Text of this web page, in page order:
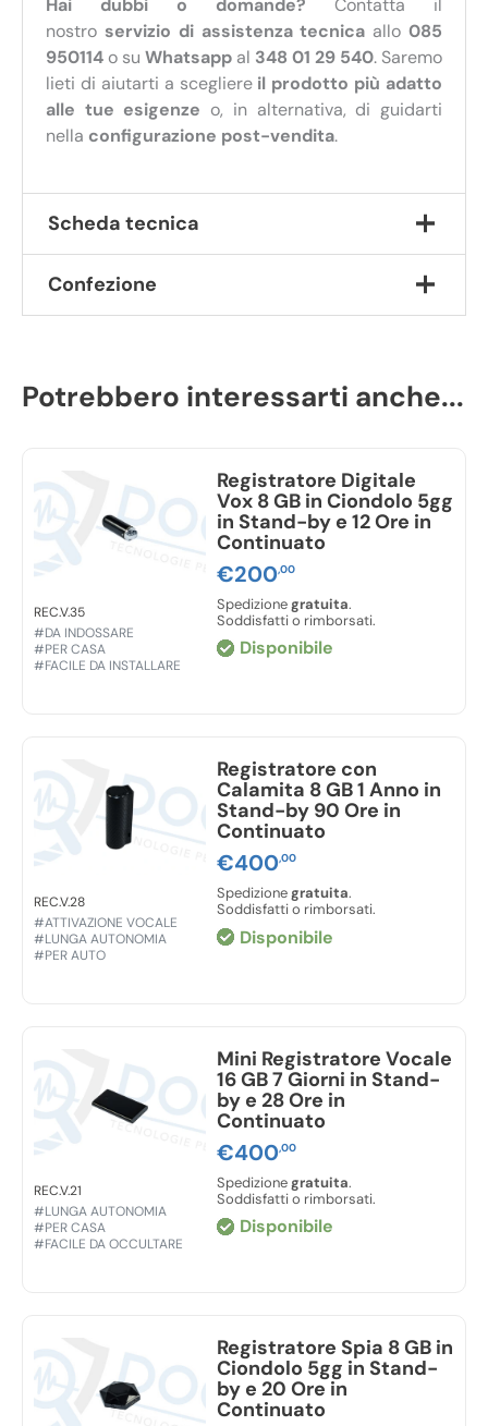
nostro servizio di assistenza tecnica allo085
950114o su Whatsappal 348 01 29 540. Saremo
lieti di aiutarti a scegliere il prodotto più adatto
alle tue esigenze o, in alternativa, di guidarti
nella configurazione post-vendita.
Scheda tecnica
Formato di registrazione:
Memoria:integrata da 8 GB
Dimensioni (L x A x P):51 x 22 x 10 mm
Autonomia:20 ore di autonomia in continuato
Confezione
1 Manuale di istruzioni in italiano
Potrebbero interessarti anche...
REC.V.35
#DA INDOSSARE
#PER CASA
#FACILE DA INSTALLARE
Registratore Digitale
Vox 8 GB in Ciondolo 5gg
in Stand-by e 12 Ore in
Continuato
€200,00
Spedizionegratuita.
Soddisfatti o rimborsati.
Disponibile
REC.V.28
#ATTIVAZIONE VOCALE
#LUNGA AUTONOMIA
#PER AUTO
Registratore con
Calamita 8 GB 1 Anno in
Stand-by 90 Ore in
Continuato
€400,00
Spedizionegratuita.
Soddisfatti o rimborsati.
Disponibile
REC.V.21
#LUNGA AUTONOMIA
#PER CASA
#FACILE DA OCCULTARE
Mini Registratore Vocale
16 GB 7 Giorni in Stand-
by e 28 Ore in
Continuato
€400,00
Spedizionegratuita.
Soddisfatti o rimborsati.
Disponibile
Registratore Spia 8 GB in
Ciondolo 5gg in Stand-
by e 20 Ore in
Continuato